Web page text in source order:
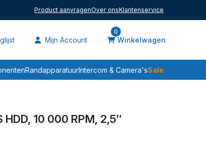
Product aanvragenOver onsKlantenservice
Mijn Account
0
Winkelwagen
RandapparatuurIntercom & Camera'sSale
10 000 RPM, 2,5″